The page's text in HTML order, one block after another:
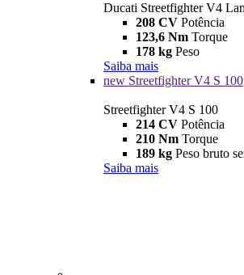
Ducati Streetfighter V4
208 CV Potência
123,6 Nm Torque
178 kg Peso
Saiba mais
new Streetfighter V4 S 100
Streetfighter V4 S 100
214 CV Potência
210 Nm Torque
189 kg Peso bruto
Saiba mais